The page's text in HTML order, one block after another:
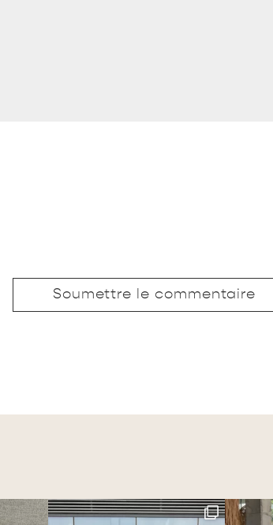
Soumettre le commentaire